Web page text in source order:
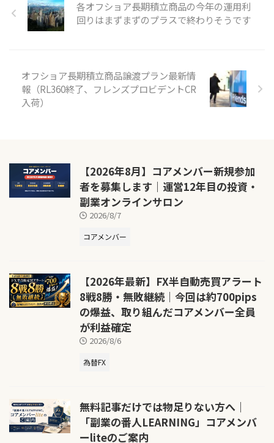
各オフショア長期積立商品の今年の運用利
回りはまずまずのプラスで終わりそうです
オフショア長期積立商品譲渡プラン最新情
報（RL360終了、フレンズプロビデントCR
入荷）
【2026年8月】コアメンバー新規参加
者を募集します｜運営12年目の投資・
副業オンラインサロン
2026/8/7
コアメンバー
【2026年最新】FX半自動売買アラート
8戦8勝・無敗継続｜今回は約700pips
の爆益、取り組んだコアメンバー全員
が利益確定
2026/8/6
為替FX
無料記事だけでは物足りない方へ｜
「副業の番人LEARNING」コアメンバ
ーliteのご案内